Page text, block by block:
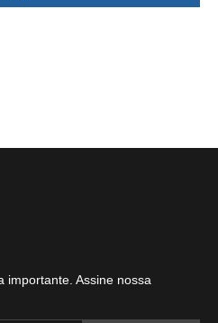
importante. Assine nossa